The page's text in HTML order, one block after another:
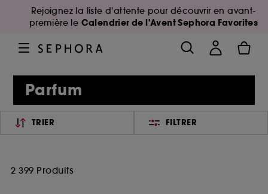
Rejoignez la liste d'attente pour découvrir en avant-
première le Calendrier de l'Avent Sephora Favorites
Parfum
TRIER FILTRER
2 399 Produits